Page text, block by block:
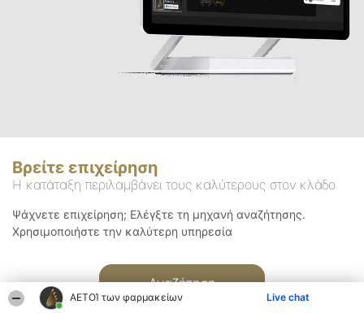
ΑΕΤΟΊ των φαρμακείων Live chat
Βρείτε επιχείρηση
Η κατάταξη περιλαμβάνει τους καλύτερους στον κλάδο
Ψάχνετε επιχείρηση; Ελέγξτε τη μηχανή αναζήτησης.
Χρησιμοποιήστε την καλύτερη υπηρεσία
Αναζήτηση